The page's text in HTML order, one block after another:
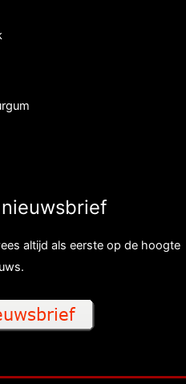
altijd als eerste op de hoogte